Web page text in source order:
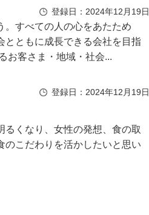
登録日：2024年12月19日
。すべての人の心をあたため
とともに成長できる会社を目指
お客さま・地域・社会...
登録日：2024年12月19日
くなり、女性の発想、食の取
のこだわりを活かしたいと思い